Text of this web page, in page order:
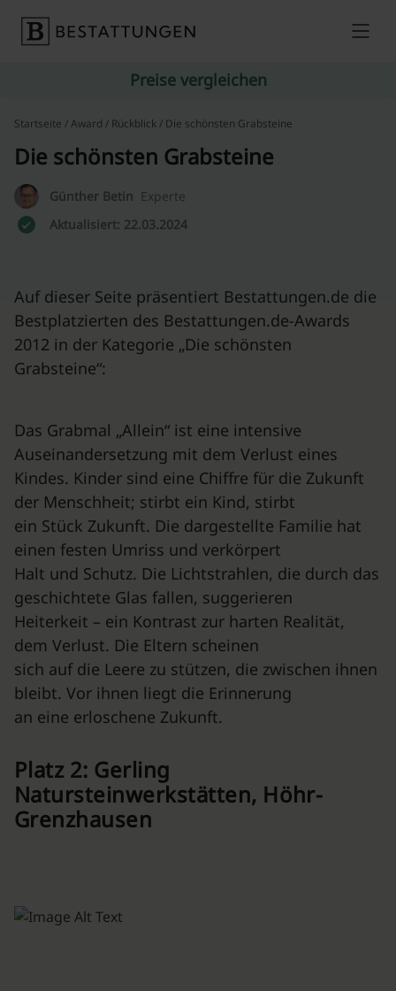
Preise vergleichen
Startseite /Award / Rückblick/ Die schönsten Grabsteine
Die schönsten Grabsteine
Günther Betin Experte
Aktualisiert: 22.03.2024
Auf dieser Seite präsentiert Bestattungen.de die
Bestplatzierten des Bestattungen.de-Awards
2012 in der Kategorie „Die schönsten
Grabsteine“:
Das Grabmal „Allein“ ist eine intensive
Auseinandersetzung mit dem Verlust eines
Kindes. Kinder sind eine Chiffre für die Zukunft
der Menschheit; stirbt ein Kind, stirbt
ein Stück Zukunft. Die dargestellte Familie hat
einen festen Umriss und verkörpert
Halt und Schutz. Die Lichtstrahlen, die durch das
geschichtete Glas fallen, suggerieren
Heiterkeit – ein Kontrast zur harten Realität,
dem Verlust. Die Eltern scheinen
sich auf die Leere zu stützen, die zwischen ihnen
bleibt. Vor ihnen liegt die Erinnerung
an eine erloschene Zukunft.
Platz 2: Gerling
Natursteinwerkstätten, Höhr-
Grenzhausen